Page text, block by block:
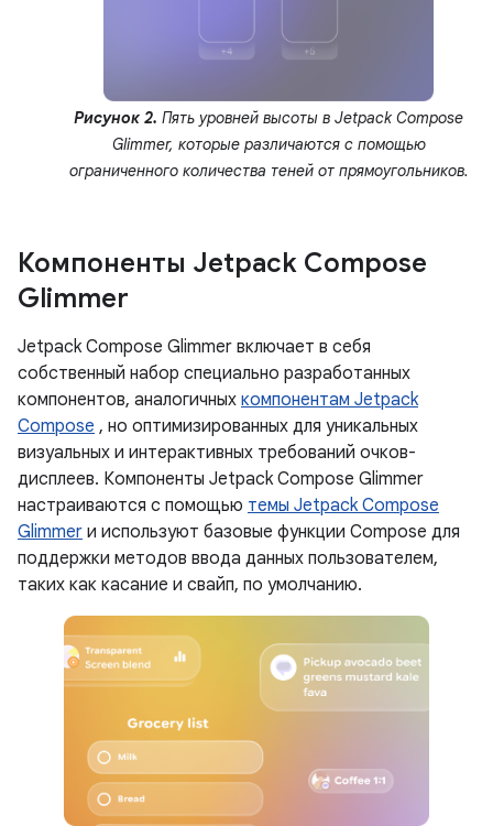
Рисунок 2. Пять уровней высоты в Jetpack Compose
Glimmer, которые различаются с помощью
ограниченного количества теней от прямоугольников.
Компоненты Jetpack Compose
Glimmer
Jetpack Compose Glimmer включает в себя
собственный набор специально разработанных
компонентов, аналогичных компонентам Jetpack
Compose , но оптимизированных для уникальных
визуальных и интерактивных требований очков-
дисплеев. Компоненты Jetpack Compose Glimmer
настраиваются с помощью темы Jetpack Compose
Glimmer и используют базовые функции Compose для
поддержки методов ввода данных пользователем,
таких как касание и свайп, по умолчанию.